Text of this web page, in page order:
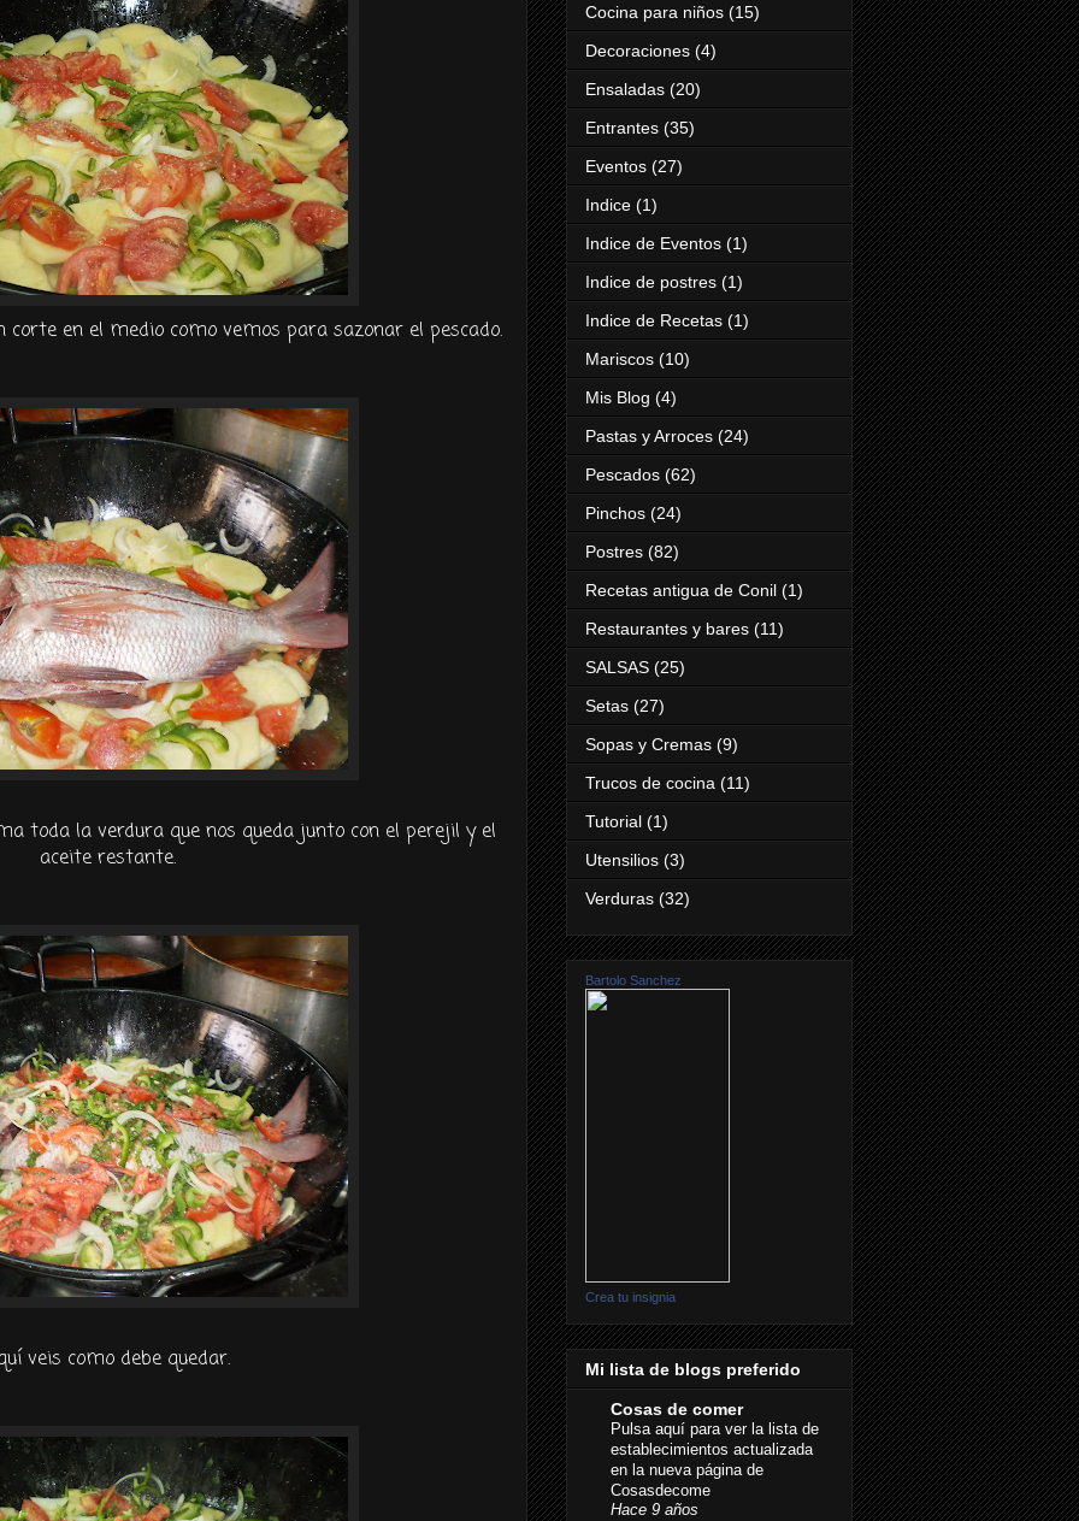
en el medio como vemos para sazonar el pescado.
toda la verdura que nos queda junto con el perejil y el
aceite restante.
veis como debe quedar.
Cocina para niños (15)
Decoraciones (4)
Ensaladas (20)
Entrantes (35)
Eventos (27)
Indice (1)
Indice de Eventos (1)
Indice de postres (1)
Indice de Recetas (1)
Mariscos (10)
Mis Blog (4)
Pastas y Arroces (24)
Pescados (62)
Pinchos (24)
Postres (82)
Recetas antigua de Conil (1)
Restaurantes y bares (11)
SALSAS (25)
Setas (27)
Sopas y Cremas (9)
Trucos de cocina (11)
Tutorial (1)
Utensilios (3)
Verduras (32)
Bartolo Sanchez
Crea tu insignia
Mi lista de blogs preferido
Cosas de comer
Pulsa aquí para ver la lista de
establecimientos actualizada
en la nueva página de
Cosasdecome
Hace 9 años